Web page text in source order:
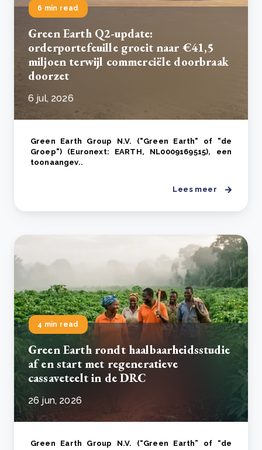
6 min read
Green Earth Q2-update:
orderportefeuille groeit naar €41,5
miljoen terwijl commerciële doorbraak
doorzet
6 jul, 2026
Green Earth Group N.V. ("Green Earth" of "de
Groep") (Euronext: EARTH, NL0009169515), een
toonaangev..
Lees meer
4 min read
Green Earth rondt haalbaarheidsstudie
af en start met regeneratieve
cassaveteelt in de DRC
26 jun, 2026
Green Earth Group N.V. (“Green Earth” of “de